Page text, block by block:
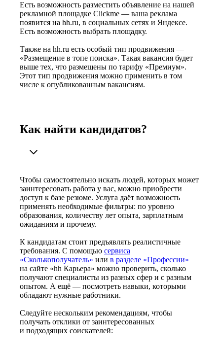
Есть возможность разместить объявление на нашей
рекламной площадке Clickme — ваша реклама
появится на hh.ru, в социальных сетях и Яндексе.
Есть возможность выбрать площадку.
Также на hh.ru есть особый тип продвижения —
«Размещение в топе поиска». Такая вакансия будет
выше тех, что размещены по тарифу «Премиум».
Этот тип продвижения можно применить в том
числе к опубликованным вакансиям.
Как найти кандидатов?
Чтобы самостоятельно искать людей, которых может
заинтересовать работа у вас, можно приобрести
доступ к базе резюме. Услуга даёт возможность
применять необходимые фильтры: по уровню
образования, количеству лет опыта, зарплатным
ожиданиям и прочему.
К кандидатам стоит предъявлять реалистичные
требования. С помощью сервиса
«Сколькополучатель» или в разделе «Профессии»
на сайте «hh Карьера» можно проверить, сколько
получают специалисты из разных сфер и с разным
опытом. А ещё — посмотреть навыки, которыми
обладают нужные работники.
Следуйте нескольким рекомендациям, чтобы
получать отклики от заинтересованных
и подходящих соискателей: